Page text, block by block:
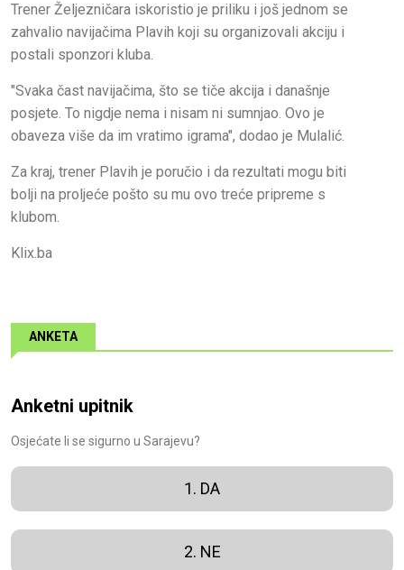
Trener Željezničara iskoristio je priliku i još jednom se
zahvalio navijačima Plavih koji su organizovali akciju i
postali sponzori kluba.
"Svaka čast navijačima, što se tiče akcija i današnje
posjete. To nigdje nema i nisam ni sumnjao. Ovo je
obaveza više da im vratimo igrama", dodao je Mulalić.
Za kraj, trener Plavih je poručio i da rezultati mogu biti
bolji na proljeće pošto su mu ovo treće pripreme s
klubom.
Klix.ba
ANKETA
Anketni upitnik
Osjećate li se sigurno u Sarajevu?
1. DA
2. NE